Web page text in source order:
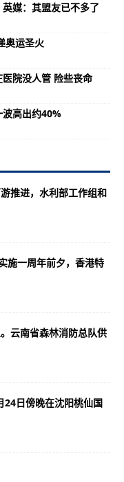
媒：其盟友已不多了
奥运圣火
院没人管 险些丧命
高出约40%
推进，水利部工作组和
施一周年前夕，香港特
云南省森林消防总队供
24日傍晚在沈阳桃仙国